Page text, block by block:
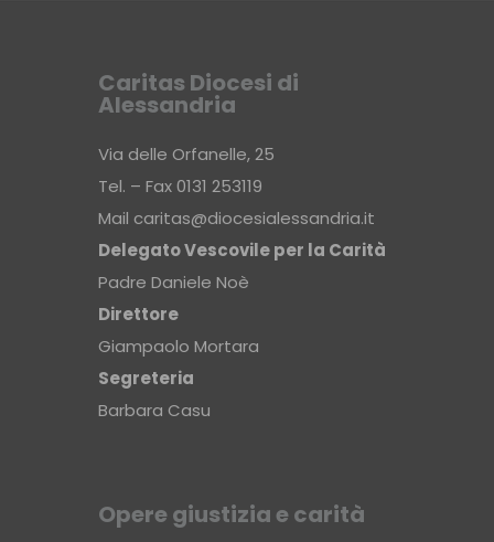
Caritas Diocesi di
Alessandria
Via delle Orfanelle, 25
Tel. – Fax 0131 253119
Mail caritas@diocesialessandria.it
Delegato Vescovile per la Carità
Padre Daniele Noè
Direttore
Giampaolo Mortara
Segreteria
Barbara Casu
Opere giustizia e carità